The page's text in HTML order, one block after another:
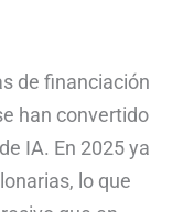
de financiación
han convertido
IA. En 2025 ya
lo que